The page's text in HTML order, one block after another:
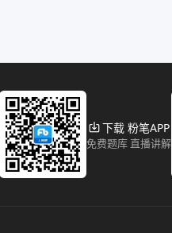
下载 粉笔APP
免费题库 直播讲解